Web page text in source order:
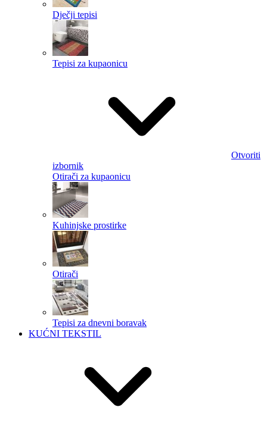
Dječji tepisi
Tepisi za kupaonicu
Otvoriti
izbornik
Otirači za kupaonicu
Kuhinjske prostirke
Otirači
Tepisi za dnevni boravak
KUĆNI TEKSTIL